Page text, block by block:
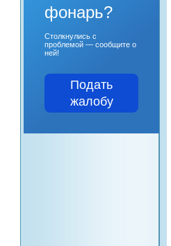
фонарь?
Столкнулись с
проблемой — сообщите о
ней!
Подать
жалобу